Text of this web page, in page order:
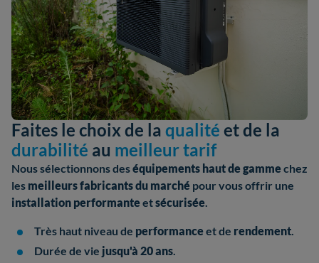
Faites le choix de la qualité et de la
durabilité au meilleur tarif
Nous sélectionnons deséquipements haut de gamme chez
les meilleurs fabricantsdu marché pour vous offrir une
installation performante etsécurisée.
Très haut niveau de performance et de rendement.
Durée de vie jusqu'à 20 ans.